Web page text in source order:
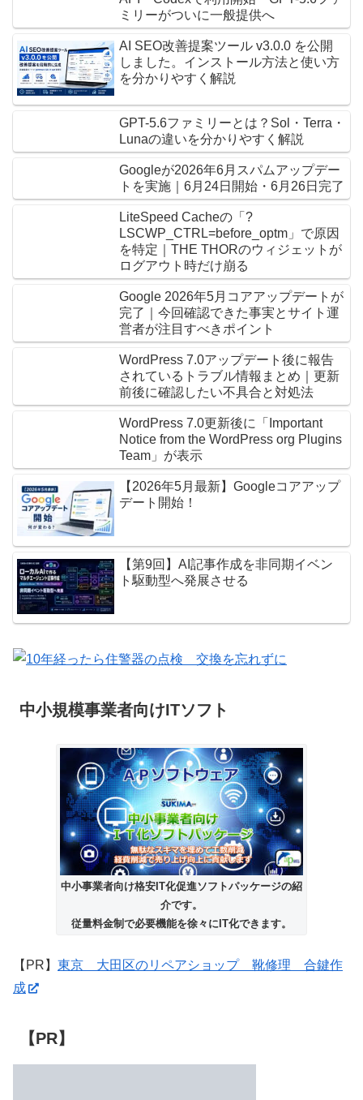
ミリーがついに一般提供へ
AI SEO改善提案ツール v3.0.0 を公開
しました。インストール方法と使い方
を分かりやすく解説
GPT-5.6ファミリーとは？Sol・Terra・
Lunaの違いを分かりやすく解説
Googleが2026年6月スパムアップデー
トを実施｜6月24日開始・6月26日完了
LiteSpeed Cacheの「?
LSCWP_CTRL=before_optm」で原因
を特定｜THE THORのウィジェットが
ログアウト時だけ崩る
Google 2026年5月コアアップデートが
完了｜今回確認できた事実とサイト運
営者が注目すべきポイント
WordPress 7.0アップデート後に報告
されているトラブル情報まとめ｜更新
前後に確認したい不具合と対処法
WordPress 7.0更新後に「Important
Notice from the WordPress org Plugins
Team」が表示
【2026年5月最新】Googleコアアップ
デート開始！
【第9回】AI記事作成を非同期イベン
ト駆動型へ発展させる
中小規模事業者向けITソフト
中小事業者向け格安IT化促進ソフトパッケージの紹
介です。
従量料金制で必要機能を徐々にIT化できます。
【PR】 東京 大田区のリペアショップ 靴修理 合鍵作
成
【PR】